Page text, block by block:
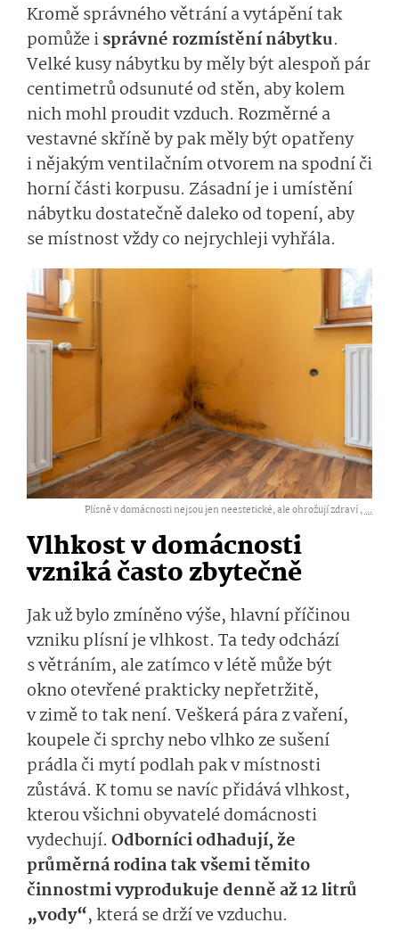
Kromě správného větrání a vytápění tak
pomůže isprávné rozmístění nábytku.
Velké kusy nábytku by měly být alespoň pár
centimetrů odsunuté od stěn, aby kolem
nich mohl proudit vzduch. Rozměrné a
vestavné skříně by pak měly být opatřeny
i nějakým ventilačním otvorem na spodní či
horní části korpusu. Zásadní je i umístění
nábytku dostatečně daleko od topení, aby
se místnost vždy co nejrychleji vyhřála.
Plísně v domácnosti nejsou jen neestetické, ale ohrožují zdraví ,...
Vlhkost v domácnosti
vzniká často zbytečně
Jak už bylo zmíněno výše, hlavní příčinou
vzniku plísní je vlhkost. Ta tedy odchází
s větráním, ale zatímco v létě může být
okno otevřené prakticky nepřetržitě,
v zimě to tak není. Veškerá pára z vaření,
koupele či sprchy nebo vlhko ze sušení
prádla či mytí podlah pak v místnosti
zůstává. K tomu se navíc přidává vlhkost,
kterou všichni obyvatelé domácnosti
vydechují. Odborníci odhadují, že
průměrná rodina tak všemi těmito
činnostmi vyprodukuje denně až 12 litrů
„vody“, která se drží ve vzduchu.